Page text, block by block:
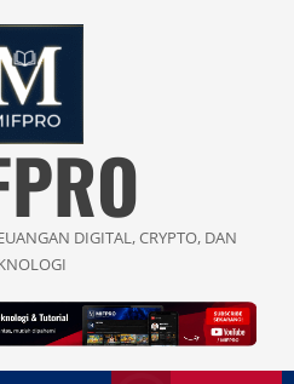
DIGITAL, CRYPTO, DAN